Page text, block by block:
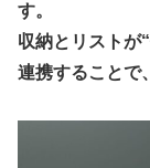
す。
収納とリスト
連携することで